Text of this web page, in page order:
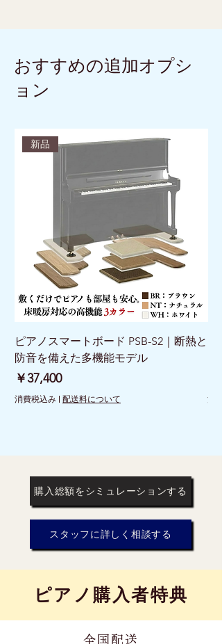
おすすめの追加オプシ
ョン
新品
ピアノスマートボード PSB-S2｜断熱と
防音を備えた多機能モデル
価格
￥37,400
消費税込み | 配送料について 消
購入総額をシミュレーションする
スタッフに詳しく相談する
​ピアノ購入者特典
全国配送